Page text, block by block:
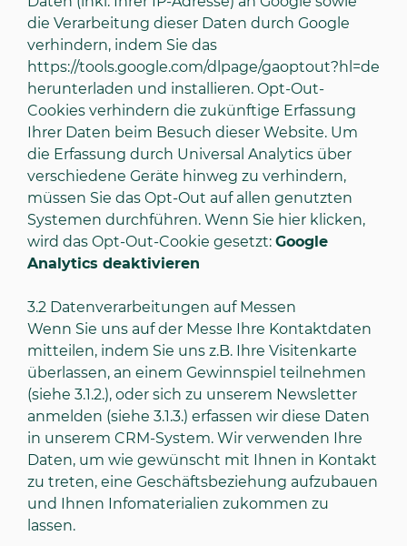
die Verarbeitung dieser Daten durch Google
verhindern, indem Sie das
https://tools.google.com/dlpage/gaoptout?hl=de
herunterladen und installieren. Opt-Out-
Cookies verhindern die zukünftige Erfassung
Ihrer Daten beim Besuch dieser Website. Um
die Erfassung durch Universal Analytics über
verschiedene Geräte hinweg zu verhindern,
müssen Sie das Opt-Out auf allen genutzten
Systemen durchführen. Wenn Sie hier klicken,
wird das Opt-Out-Cookie gesetzt: Google
Analytics deaktivieren
3.2 Datenverarbeitungen auf Messen
Wenn Sie uns auf der Messe Ihre Kontaktdaten
mitteilen, indem Sie uns z.B. Ihre Visitenkarte
überlassen, an einem Gewinnspiel teilnehmen
(siehe 3.1.2.), oder sich zu unserem Newsletter
anmelden (siehe 3.1.3.) erfassen wir diese Daten
in unserem CRM-System. Wir verwenden Ihre
Daten, um wie gewünscht mit Ihnen in Kontakt
zu treten, eine Geschäftsbeziehung aufzubauen
und Ihnen Infomaterialien zukommen zu
lassen.